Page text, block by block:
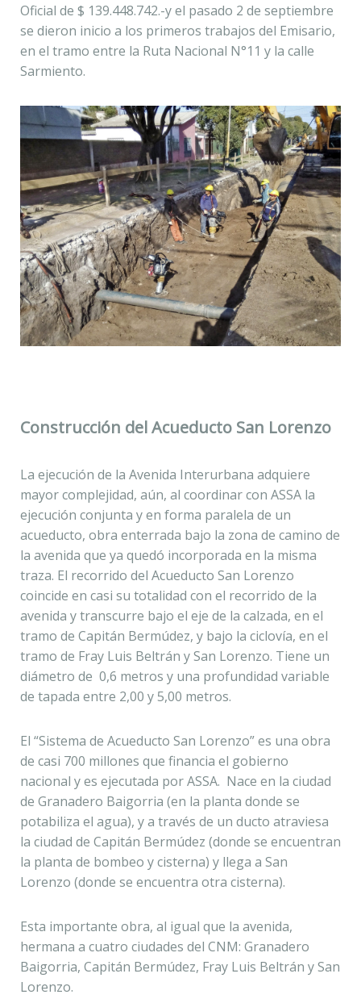
Oficial de $ 139.448.742.-y el pasado 2 de septiembre
se dieron inicio a los primeros trabajos del Emisario,
en el tramo entre la Ruta Nacional N°11 y la calle
Sarmiento.
Construcción del Acueducto San Lorenzo
La ejecución de la Avenida Interurbana adquiere
mayor complejidad, aún, al coordinar con ASSA la
ejecución conjunta y en forma paralela de un
acueducto, obra enterrada bajo la zona de camino de
la avenida que ya quedó incorporada en la misma
traza. El recorrido del Acueducto San Lorenzo
coincide en casi su totalidad con el recorrido de la
avenida y transcurre bajo el eje de la calzada, en el
tramo de Capitán Bermúdez, y bajo la ciclovía, en el
tramo de Fray Luis Beltrán y San Lorenzo. Tiene un
diámetro de 0,6 metros y una profundidad variable
de tapada entre 2,00 y 5,00 metros.
El “Sistema de Acueducto San Lorenzo” es una obra
de casi 700 millones que financia el gobierno
nacional y es ejecutada por ASSA. Nace en la ciudad
de Granadero Baigorria (en la planta donde se
potabiliza el agua), y a través de un ducto atraviesa
la ciudad de Capitán Bermúdez (donde se encuentran
la planta de bombeo y cisterna) y llega a San
Lorenzo (donde se encuentra otra cisterna).
Esta importante obra, al igual que la avenida,
hermana a cuatro ciudades del CNM: Granadero
Baigorria, Capitán Bermúdez, Fray Luis Beltrán y San
Lorenzo.